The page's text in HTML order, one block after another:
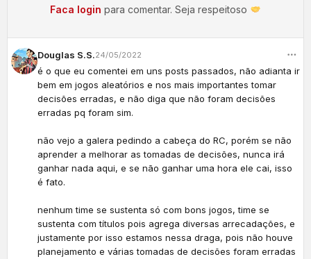
Faca login para comentar. Seja respeitoso
Douglas S.S.24/05/2022
é o que eu comentei em uns posts passados, não adianta ir
bem em jogos aleatórios e nos mais importantes tomar
decisões erradas, e não diga que não foram decisões
erradas pq foram sim.
não vejo a galera pedindo a cabeça do RC, porém se não
aprender a melhorar as tomadas de decisões, nunca irá
ganhar nada aqui, e se não ganhar uma hora ele cai, isso
é fato.
nenhum time se sustenta só com bons jogos, time se
sustenta com títulos pois agrega diversas arrecadações, e
justamente por isso estamos nessa draga, pois não houve
planejamento e várias tomadas de decisões foram erradas